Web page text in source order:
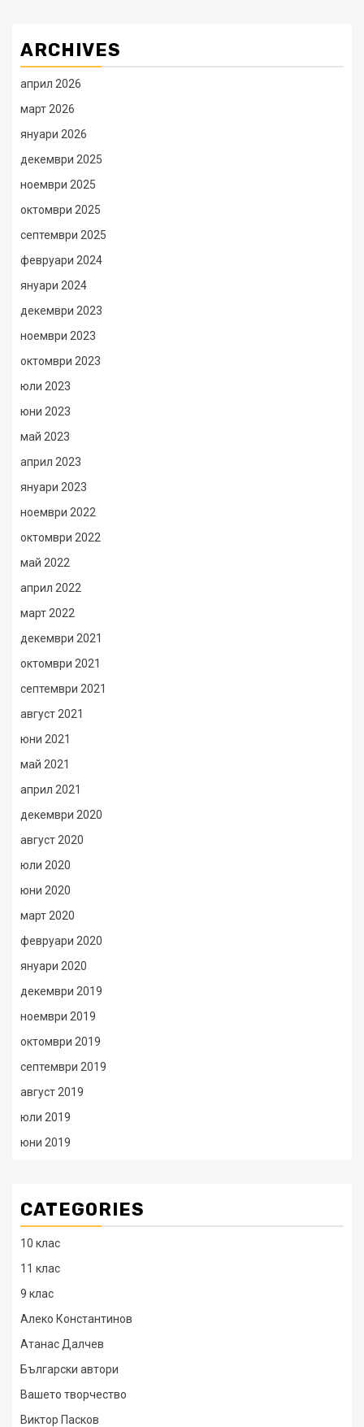
ARCHIVES
април 2026
март 2026
януари 2026
декември 2025
ноември 2025
октомври 2025
септември 2025
февруари 2024
януари 2024
декември 2023
ноември 2023
октомври 2023
юли 2023
юни 2023
май 2023
април 2023
януари 2023
ноември 2022
октомври 2022
май 2022
април 2022
март 2022
декември 2021
октомври 2021
септември 2021
август 2021
юни 2021
май 2021
април 2021
декември 2020
август 2020
юли 2020
юни 2020
март 2020
февруари 2020
януари 2020
декември 2019
ноември 2019
октомври 2019
септември 2019
август 2019
юли 2019
юни 2019
CATEGORIES
10 клас
11 клас
9 клас
Алеко Константинов
Атанас Далчев
Български автори
Вашето творчество
Виктор Пасков